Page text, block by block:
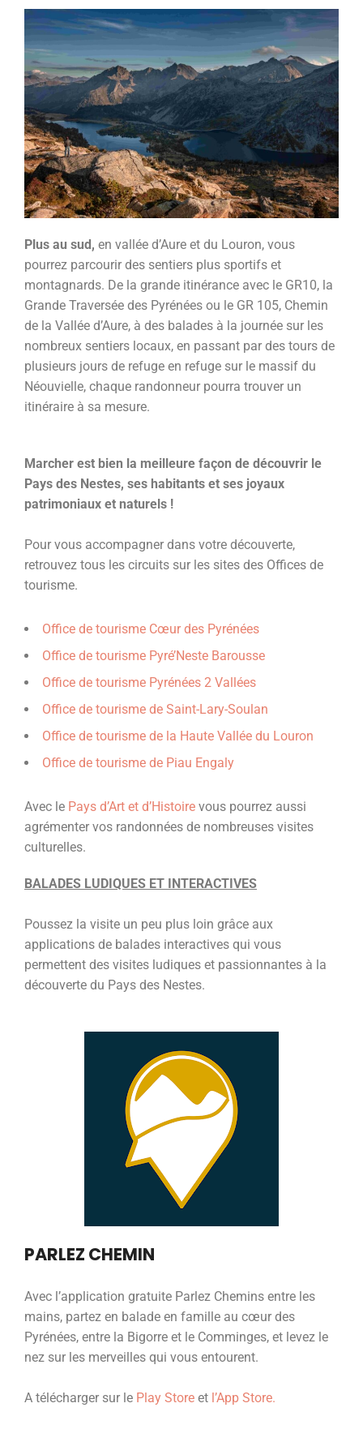
Plus au sud, en vallée d’Aure et du Louron, vous
pourrez parcourir des sentiers plus sportifs et
montagnards. De la grande itinérance avec le GR10, la
Grande Traversée des Pyrénées ou le GR 105, Chemin
de la Vallée d’Aure, à des balades à la journée sur les
nombreux sentiers locaux, en passant par des tours de
plusieurs jours de refuge en refuge sur le massif du
Néouvielle, chaque randonneur pourra trouver un
itinéraire à sa mesure.
Marcher est bien la meilleure façon de découvrir le
Pays des Nestes, ses habitants et ses joyaux
patrimoniaux et naturels !
Pour vous accompagner dans votre découverte,
retrouvez tous les circuits sur les sites des Offices de
tourisme.
Office de tourisme Cœur des Pyrénées
Office de tourisme Pyré’Neste Barousse
Office de tourisme Pyrénées 2 Vallées
Office de tourisme de Saint-Lary-Soulan
Office de tourisme de la Haute Vallée du Louron
Office de tourisme de Piau Engaly
Avec le Pays d’Art et d’Histoire vous pourrez aussi
agrémenter vos randonnées de nombreuses visites
culturelles.
BALADES LUDIQUES ET INTERACTIVES
Poussez la visite un peu plus loin grâce aux
applications de balades interactives qui vous
permettent des visites ludiques et passionnantes à la
découverte du Pays des Nestes.
PARLEZ CHEMIN
Avec l’application gratuite Parlez Chemins entre les
mains, partez en balade en famille au cœur des
Pyrénées, entre la Bigorre et le Comminges, et levez le
nez sur les merveilles qui vous entourent.
A télécharger sur le Play Store et l’App Store.